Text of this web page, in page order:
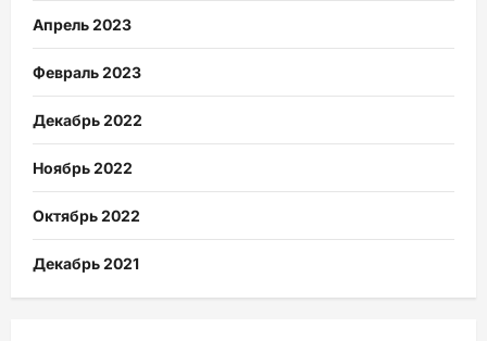
Апрель 2023
Февраль 2023
Декабрь 2022
Ноябрь 2022
Октябрь 2022
Декабрь 2021